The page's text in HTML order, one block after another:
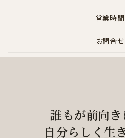
営業時間
お問合せ
誰もが前向き
自分らしく生